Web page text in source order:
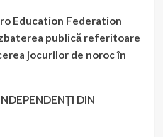
Education Federation
publică referitoare
jocurilor de noroc în
DIN